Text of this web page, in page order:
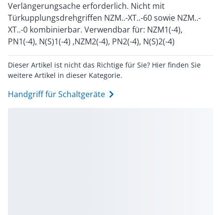
Verlängerungsache erforderlich. Nicht mit
Türkupplungsdrehgriffen NZM..-XT..-60 sowie NZM..-
XT..-0 kombinierbar. Verwendbar für: NZM1(-4),
PN1(-4), N(S)1(-4) ,NZM2(-4), PN2(-4), N(S)2(-4)
Dieser Artikel ist nicht das Richtige für Sie? Hier finden Sie
weitere Artikel in dieser Kategorie.
Handgriff für Schaltgeräte